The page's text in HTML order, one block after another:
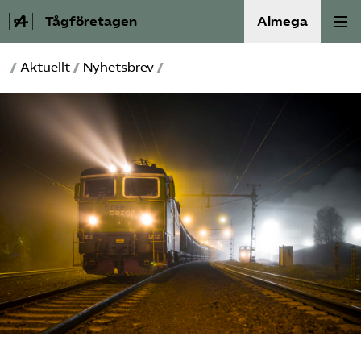
Tågföretagen Almega
Aktuellt
Reformagenda för järnvägen
Våra frågor
Aktiviteter
Om oss
Kontakt
Mina sidor (almega.se)
/ Aktuellt / Nyhetsbrev /